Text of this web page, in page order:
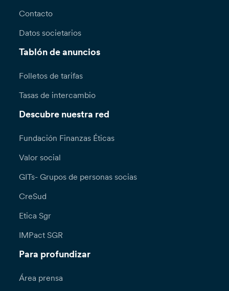
Contacto
Datos societarios
Tablón de anuncios
Folletos de tarifas
Tasas de intercambio
Descubre nuestra red
Fundación Finanzas Éticas
Valor social
GITs- Grupos de personas socias
CreSud
Etica Sgr
IMPact SGR
Para profundizar
Área prensa